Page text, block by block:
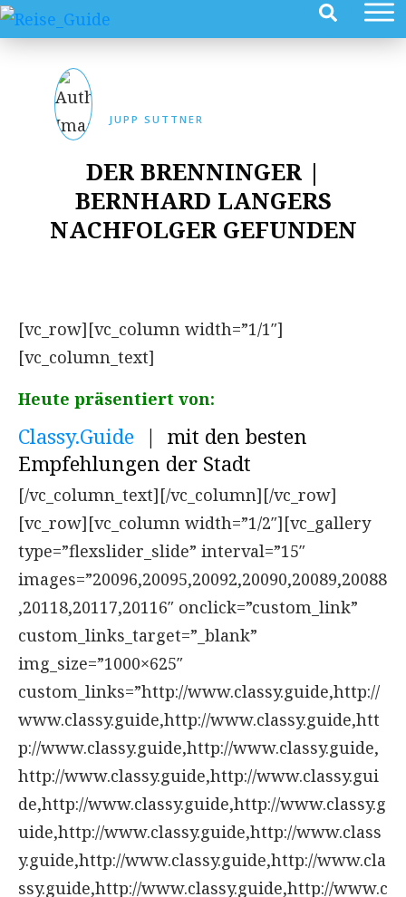
JUPP SUTTNER
DER BRENNINGER |
BERNHARD LANGERS
NACHFOLGER GEFUNDEN
[vc_row][vc_column width=”1/1″]
[vc_column_text]
Heute präsentiert von:
Classy.Guide | mit den besten
Empfehlungen der Stadt
[/vc_column_text][/vc_column][/vc_row]
[vc_row][vc_column width=”1/2″][vc_gallery
type=”flexslider_slide” interval=”15″
images=”20096,20095,20092,20090,20089,20088
,20118,20117,20116″ onclick=”custom_link”
custom_links_target=”_blank”
img_size=”1000×625″
custom_links=”http://www.classy.guide,http://
www.classy.guide,http://www.classy.guide,htt
p://www.classy.guide,http://www.classy.guide,
http://www.classy.guide,http://www.classy.gui
de,http://www.classy.guide,http://www.classy.g
uide,http://www.classy.guide,http://www.class
y.guide,http://www.classy.guide,http://www.cla
ssy.guide,http://www.classy.guide,http://www.c